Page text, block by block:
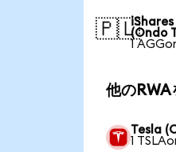
🇵🇱(Ondo
1
他のRWA
Tesla
1